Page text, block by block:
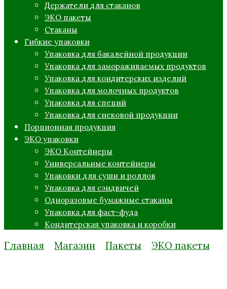
Держатели для стаканов
ЭКО пакеты
Стаканы
Гибкие упаковки
Упаковка для бакалейной продукции
Упаковка для замораживаемых продуктов
Упаковка для кондитерских изделий
Упаковка для молочных продуктов
Упаковка для специй
Упаковка для снековой продукции
Порционная продукция
ЭКО упаковки
ЭКО Контейнеры
Универсальные контейнеры
Упаковки для суши и роллов
Упаковка для сэндвичей
Одноразовые бумажные стаканы
Упаковка для фаст-фуда
Кондитерская упаковка и коробки
Главная Магазин Пакеты ЭКО пакеты